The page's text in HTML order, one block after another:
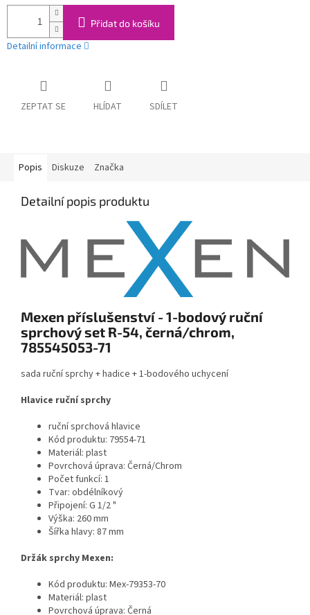
Přidat do košíku
Detailní informace
ZEPTAT SE HLÍDAT SDÍLET
Popis Diskuze Značka
Detailní popis produktu
Mexen příslušenství - 1-bodový ruční
sprchový set R-54, černá/chrom,
785545053-71
sada ruční sprchy + hadice + 1-bodového uchycení
Hlavice ruční sprchy
ruční sprchová hlavice
Kód produktu: 79554-71
Materiál: plast
Povrchová úprava: Černá/Chrom
Počet funkcí: 1
Tvar: obdélníkový
Připojení: G 1/2 "
Výška: 260 mm
Šířka hlavy: 87 mm
Držák sprchy Mexen:
Kód produktu: Mex-79353-70
Materiál: plast
Povrchová úprava: Černá